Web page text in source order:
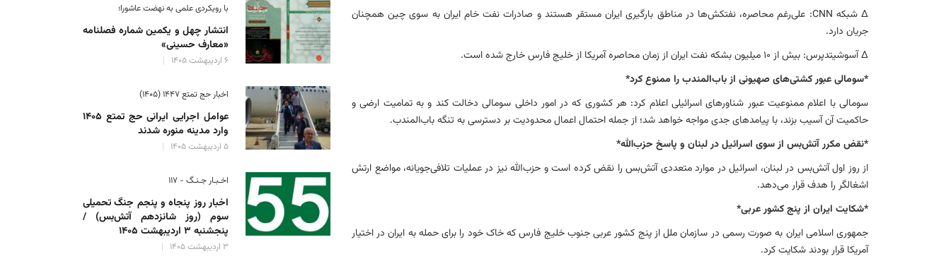
∆ شبکه CNN: علی‌رغم محاصره، نفتکش‌ها در مناطق بارگیری ایران مستقر هستند و صادرات نفت خام ایران به سوی چین همچنان
جریان دارد.
∆ آسوشیتدپرس: بیش از ۱۰ میلیون بشکه نفت ایران از زمان محاصره آمریکا از خلیج فارس خارج شده است.
*سومالی عبور کشتی‌های صهیونی از باب‌المندب را ممنوع کرد*
سومالی با اعلام ممنوعیت عبور شناورهای اسرائیلی اعلام کرد: هر کشوری که در امور داخلی سومالی دخالت کند و به تمامیت ارضی و
حاکمیت آن آسیب بزند، با پیامدهای جدی مواجه خواهد شد؛ از جمله احتمال اعمال محدودیت بر دسترسی به تنگه باب‌المندب.
*نقض مکرر آتش‌بس از سوی اسرائیل در لبنان و پاسخ حزب‌الله*
از روز اول آتش‌بس در لبنان، اسرائیل در موارد متعددی آتش‌بس را نقض کرده است و حزب‌الله نیز در عملیات تلافی‌جویانه، مواضع ارتش
اشغالگر را هدف قرار می‌دهد.
*شکایت ایران از پنج کشور‌ عربی*
جمهوری اسلامی ایران به صورت رسمی در سازمان ملل از پنج کشور عربی جنوب خلیج فارس که خاک خود را برای حمله به ایران در اختیار
آمریکا قرار بودند شکایت کرد.
با رویکردی علمی به نهضت عاشورا؛
انتشار چهل و یکمین شماره فصلنامه
«معارف حسینی»
۶ اردیبهشت ۱۴۰۵
اخبار حج تمتع ۱۴۴۷ (۱۴۰۵)
عوامل اجرایی ایرانی حج تمتع ۱۴۰۵
وارد مدینه منوره ‌شدند
۵ اردیبهشت ۱۴۰۵
اخـبـار جـنـگ - ۱۱۷
اخبار روز پنجاه و پنجم جنگ تحمیلی
سوم (روز شانزدهم آتش‌بس) /
پنجشنبه ۳ اردیبهشت ۱۴۰۵
۳ اردیبهشت ۱۴۰۵